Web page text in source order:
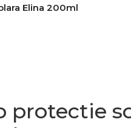
Elina 200ml
protectie